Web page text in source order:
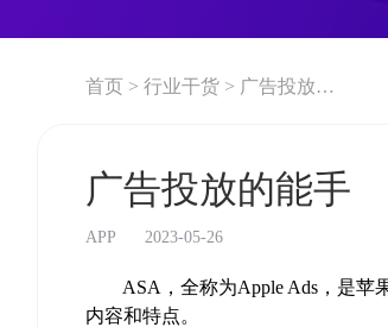
首页 > 行业干货 > 广告投放的能手
广告投放的能手
APP 2023-05-26
ASA，全称为Apple Ads，是苹
内容和特点。